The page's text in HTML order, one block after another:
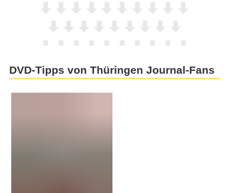
DVD-Tipps von Thüringen Journal-Fans